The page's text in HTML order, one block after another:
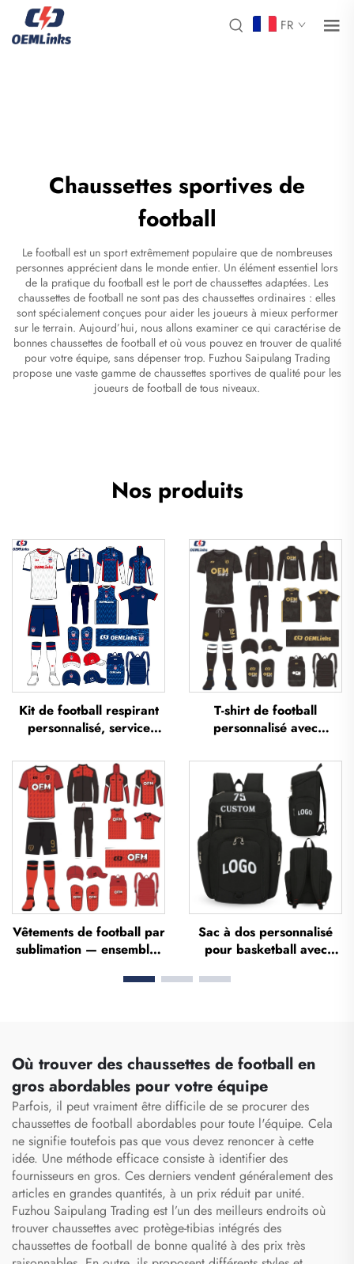
FR
Chaussettes sportives de
football
Le football est un sport extrêmement populaire que de nombreuses
personnes apprécient dans le monde entier. Un élément essentiel lors
de la pratique du football est le port de chaussettes adaptées. Les
chaussettes de football ne sont pas des chaussettes ordinaires : elles
sont spécialement conçues pour aider les joueurs à mieux performer
sur le terrain. Aujourd’hui, nous allons examiner ce qui caractérise de
bonnes chaussettes de football et où vous pouvez en trouver de qualité
pour votre équipe, sans dépenser trop. Fuzhou Saipulang Trading
propose une vaste gamme de chaussettes sportives de qualité pour les
joueurs de football de tous niveaux.
Nos produits
Kit de football respirant
personnalisé, service
personnalisés, tenues
complètes de football,
maillots de football
sublimés
T-shirt de football
personnalisé avec
maillot d'équipe de
football, t-shirts, uniforme
de football, maillot de
football, tenue de
football, maillot de
football
Vêtements de football par
sublimation — ensembles
pour entraînement
football
Sac à dos personnalisé
pour basketball avec
imperméable,
Où trouver des chaussettes de football en
gros abordables pour votre équipe
Parfois, il peut vraiment être difficile de se procurer des
chaussettes de football abordables pour toute l'équipe. Cela
ne signifie toutefois pas que vous devez renoncer à cette
idée. Une méthode efficace consiste à identifier des
fournisseurs en gros. Ces derniers vendent généralement des
articles en grandes quantités, à un prix réduit par unité.
Fuzhou Saipulang Trading est l’un des meilleurs endroits où
trouver chaussettes avec protège-tibias intégrés des
chaussettes de football de bonne qualité à des prix très